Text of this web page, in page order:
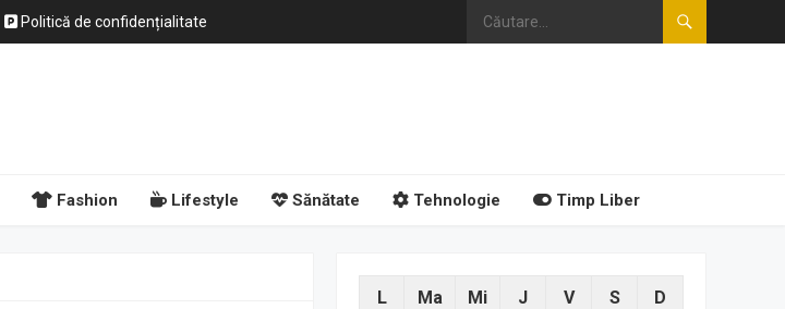
Politică de confidențialitate
Fashion Lifestyle Sănătate Tehnologie Timp Liber
L Ma Mi J V S D